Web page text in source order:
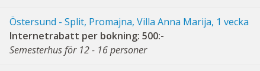
Östersund - Split, Promajna, Villa Anna Marija, 1 vecka
Internetrabatt per bokning: 500:-
Semesterhus för 12 - 16 personer